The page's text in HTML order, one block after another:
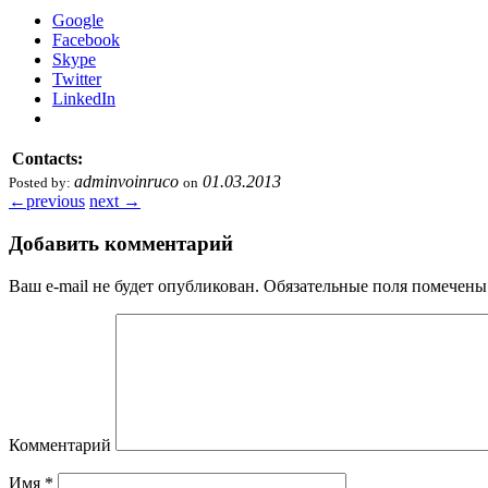
Google
Facebook
Skype
Twitter
LinkedIn
Contacts:
Posted by: adminvoinruco on 01.03.2013
←previous next →
Добавить комментарий
Ваш e-mail не будет опубликован. Обязательные поля
Комментарий
Имя *